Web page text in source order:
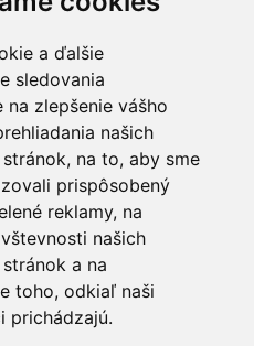
a ďalšie
sledovania
na zlepšenie vášho
našich
na to, aby sme
prispôsobený
reklamy, na
našich
a na
toho, odkiaľ naši
prichádzajú.